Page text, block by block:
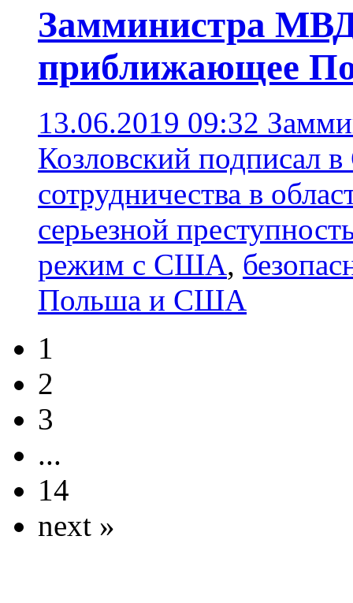
Замминистра
приближающее
13.06.2019 09:32
Козловский подписал
сотрудничества в
серьезной
режим с США,
Польша и США
1
2
3
...
14
next »